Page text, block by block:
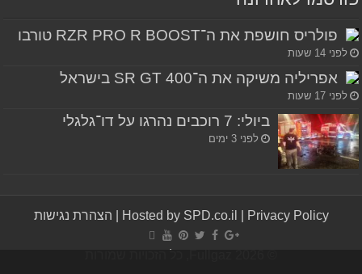
פולריס חושפת את ה־RZR PRO R BOOST טורבו
לפני 14 שעות
אפריליה משיקה את ה־SR GT 400 בישראל
לפני 17 שעות
ביולי: 7 רוכבים נהרגו על דו־גלגלי
לפני 3 ימים
Hosted by SPD.co.il Privacy Policy הצהרת נגישות